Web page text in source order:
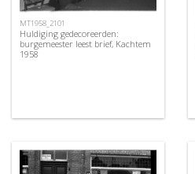
MT1958_2101
Huldiging gedecoreerden:
burgemeester leest brief, Kachtem
1958